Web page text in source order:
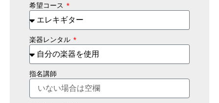
希望コース
楽器レンタル
指名講師